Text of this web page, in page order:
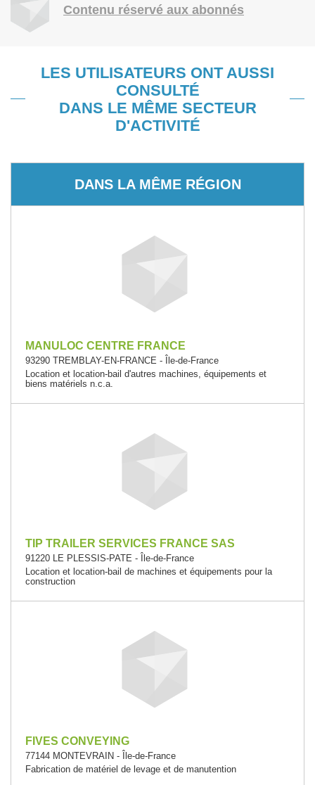
Contenu réservé aux abonnés
LES UTILISATEURS ONT AUSSI
CONSULTÉ
DANS LE MÊME SECTEUR
D'ACTIVITÉ
DANS LA MÊME RÉGION
MANULOC CENTRE FRANCE
93290 TREMBLAY-EN-FRANCE - Île-de-France
Location et location-bail d'autres machines, équipements et
biens matériels n.c.a.
TIP TRAILER SERVICES FRANCE SAS
91220 LE PLESSIS-PATE - Île-de-France
Location et location-bail de machines et équipements pour la
construction
FIVES CONVEYING
77144 MONTEVRAIN - Île-de-France
Fabrication de matériel de levage et de manutention